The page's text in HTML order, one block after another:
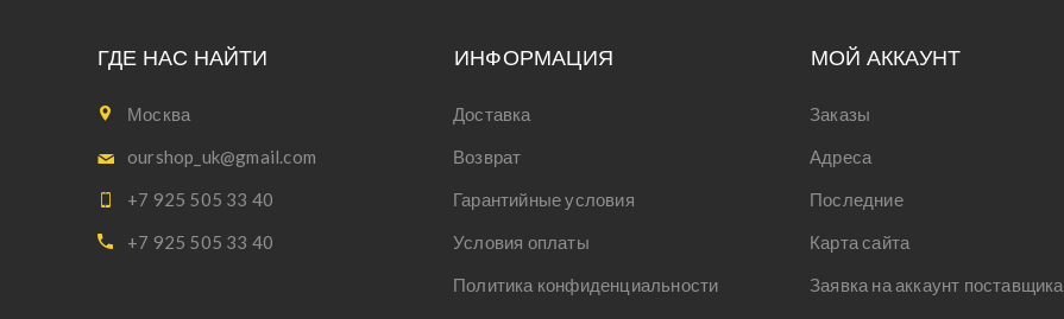
ГДЕ НАС НАЙТИ
Москва
ourshop_uk@gmail.com
+7 925 505 33 40
+7 925 505 33 40
ИНФОРМАЦИЯ
Доставка
Возврат
Гарантийные условия
Условия оплаты
Политика конфиденциальности
МОЙ АККАУНТ
Заказы
Адреса
Последние
Карта сайта
Заявка на аккаунт поставщика